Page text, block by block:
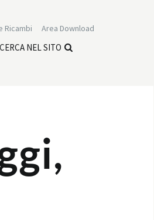
Area Download
Ricambi
CERCA NEL SITO